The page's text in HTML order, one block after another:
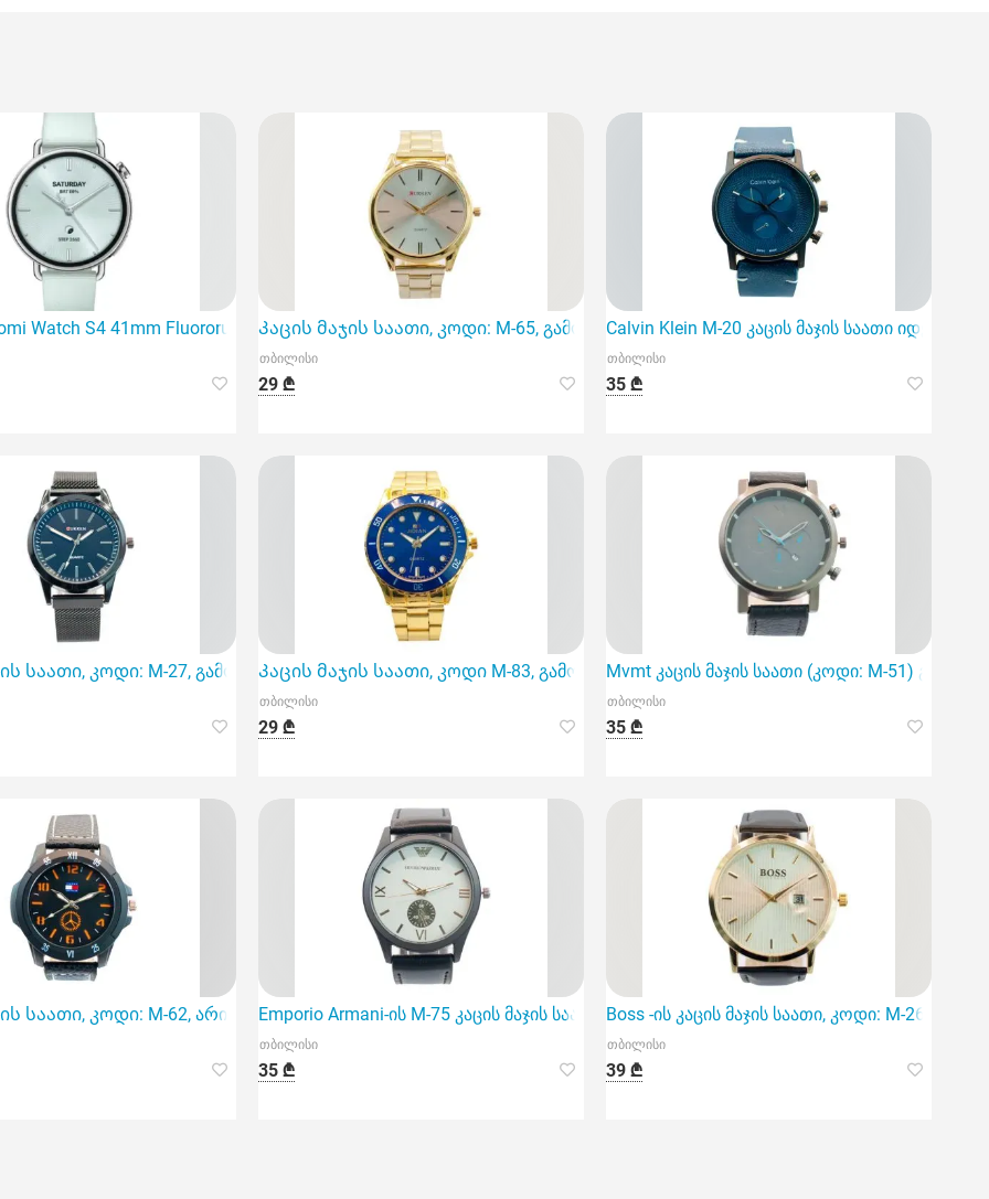
სტილისა და ტექნოლოგიის უნიკალური კომბინაცია
Watch S4 41mm Fluororubber Strap MintᲙაცის მაჯის საათი, კოდი: M-65, გამოირჩევა ელეგანტური დიზაინითა და
თბილისი
29 ₾
Calvin Klein M-20 კაცის მაჯის საათი
თბილისი
35 ₾
თანამედროვე მამაკაცებისთვის
საათი, კოდი: M-27, გამოირჩევა უჟანგავი მეტალისგან დამზადებული მასალით და კვარცის მექანიზ
Კაცის მაჯის საათი, კოდი M-83, გამოირჩევა მაღალი ხარისხის უჟანგავი მეტალის
თბილისი
29 ₾
Mvmt კაცის მაჯის საათი (კოდი: M-51)
თბილისი
35 ₾
და თანამედროვე აქსესუარი
საათი, კოდი: M-62, არის შესანიშნავი არჩევანი, რომელიც გამოირჩევა კვარცის მექანიზმით
Emporio Armani-ის M-75 კაცის მაჯის საათი გამოირჩევა კლასიკური დიზაინითა და
თბილისი
35 ₾
Boss -ის კაცის მაჯის საათი, კოდი: M-26,
თბილისი
39 ₾